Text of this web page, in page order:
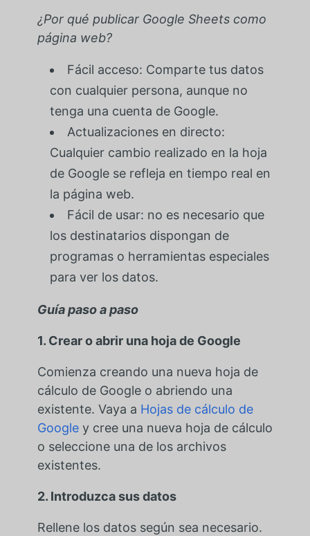
¿Por qué publicar Google Sheets como
página web?
Fácil acceso: Comparte tus datos
con cualquier persona, aunque no
tenga una cuenta de Google.
Actualizaciones en directo:
Cualquier cambio realizado en la hoja
de Google se refleja en tiempo real en
la página web.
Fácil de usar: no es necesario que
los destinatarios dispongan de
programas o herramientas especiales
para ver los datos.
Guía paso a paso
1. Crear o abrir una hoja de Google
Comienza creando una nueva hoja de
cálculo de Google o abriendo una
existente. Vaya a Hojas de cálculo de
Google y cree una nueva hoja de cálculo
o seleccione una de los archivos
existentes.
2. Introduzca sus datos
Rellene los datos según sea necesario.